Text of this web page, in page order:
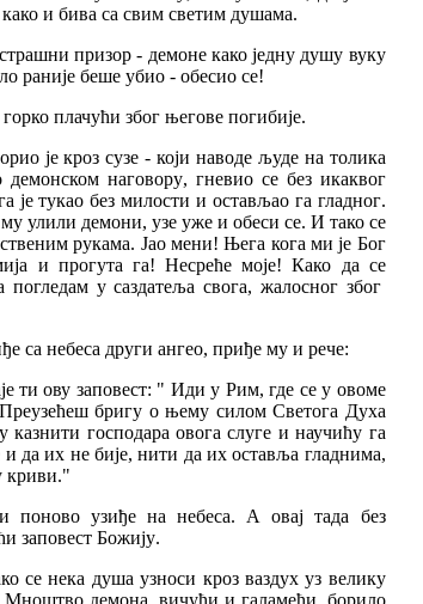
како и бива са свим светим душама.
страшни призор- демоне како једну душу вуку
раније беше убио- обесио се!
горко плачући због његове погибије.
је кроз сузе -који наводе људе на толика
демонском наговору, гневио се без икаквог
је тукао без милости и остављао га гладног.
му улили демони, узе уже и обеси се. И тако се
рукама. Јао мени!Њега кога ми је Бог
и прогута га!Несреће моје!Како да се
погледам у саздатеља свога, жалосног због
са небеса други ангео,приђе му и рече:
ти ову заповест: " Иди у Рим,где се у овоме
Преузећеш бригу о њему силом Светога Духа
казнити господара овога слуге и научићу га
и да их не бије,нити да их оставља гладнима,
криви."
и поново узиђе на небеса. А овај тада
без
заповест Божију.
се нека душа узноси кроз ваздух уз велику
Мноштво демона вичући и галамећи борило